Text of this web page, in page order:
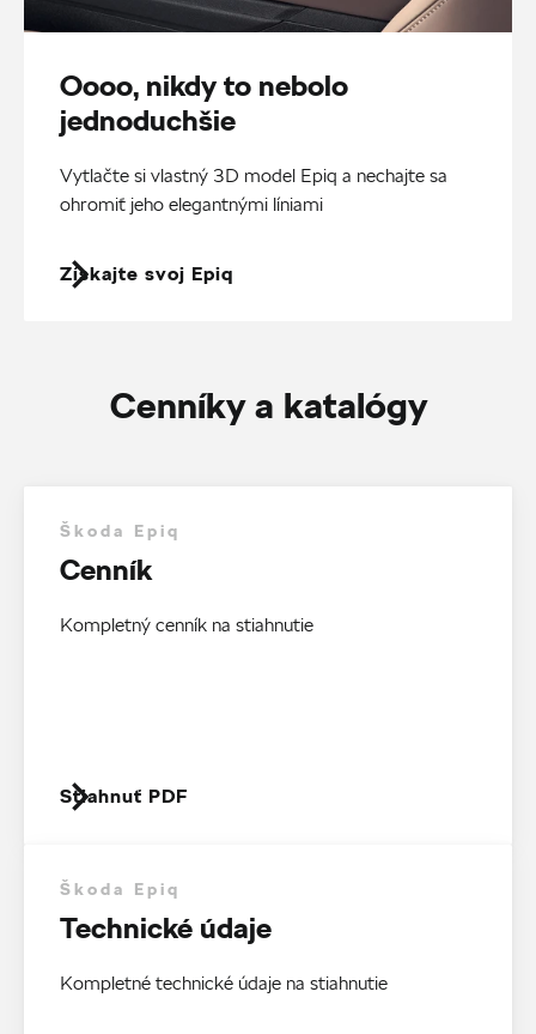
Oooo, nikdy to nebolo
jednoduchšie
Vytlačte si vlastný 3D model Epiq a nechajte sa
ohromiť jeho elegantnými líniami
Získajte svoj Epiq
Cenníky a katalógy
Škoda Epiq
Cenník
Kompletný cenník na stiahnutie
Stiahnuť PDF
Škoda Epiq
Technické údaje
Kompletné technické údaje na stiahnutie